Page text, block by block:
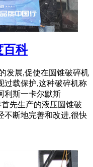
百科
发展,促使在圆锥破碎机
过载保护,这种破碎机称
利斯一卡尔默斯
首先生产的液压圆锥破
不断地完善和改进,很快